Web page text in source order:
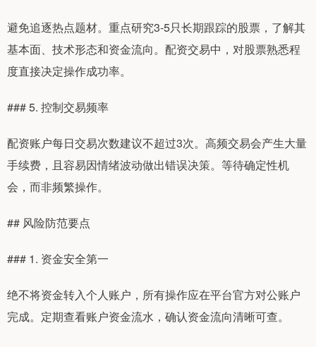
避免追逐热点题材。重点研究3-5只长期跟踪的股票，了解其
基本面、技术形态和资金流向。配资交易中，对股票熟悉程
度直接决定操作成功率。
### 5. 控制交易频率
配资账户每日交易次数建议不超过3次。高频交易会产生大量
手续费，且容易因情绪波动做出错误决策。等待确定性机
会，而非频繁操作。
## 风险防范要点
### 1. 资金安全第一
绝不将资金转入个人账户，所有操作应在平台官方对公账户
完成。定期查看账户资金流水，确认资金流向清晰可查。